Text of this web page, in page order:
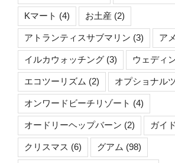
Kマート (4) お土産 (2)
アトランティスサブマリン (3) ア
イルカウォッチング (3) ウェディ
エコツーリズム (2) オプショナル
オンワードビーチリゾート (4)
オードリーヘップバーン (2) ガイ
クリスマス (6) グアム (98)